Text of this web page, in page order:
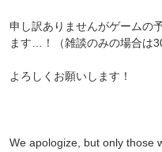
申し訳ありませんがゲームの
ます…！（雑談のみの場合は
よろしくお願いします！
We apologize, but only those